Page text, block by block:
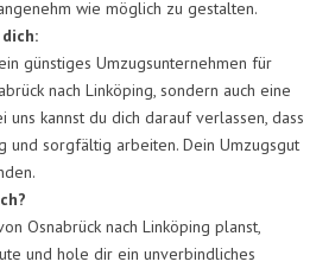
wie möglich zu gestalten.
günstiges Umzugsunternehmen für
nach Linköping, sondern auch eine
uns kannst du dich darauf verlassen, dass
und sorgfältig arbeiten. Dein Umzugsgut
Osnabrück nach Linköping planst,
und hole dir ein unverbindliches